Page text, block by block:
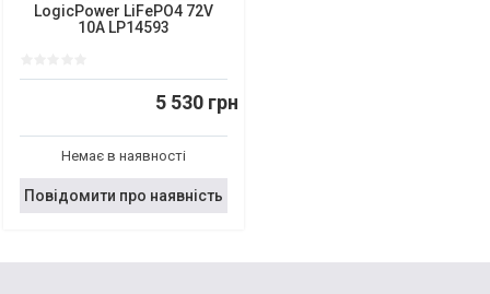
LogicPower LiFePO4 72V
10A LP14593
5 530 грн
Немає в наявності
Повідомити про наявність